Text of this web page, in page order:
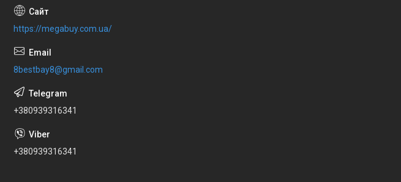
https://megabuy.com.ua/
8bestbay8@gmail.com
+380939316341
+380939316341